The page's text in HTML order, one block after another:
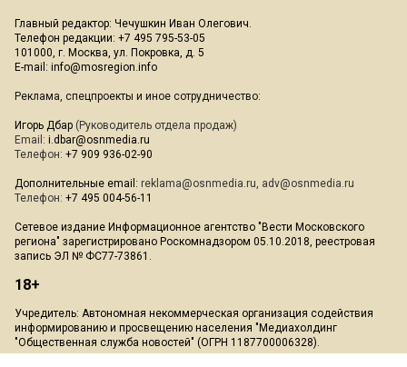
Главный редактор: Чечушкин Иван Олегович.
Телефон редакции: +7 495 795-53-05
101000, г. Москва, ул. Покровка, д. 5
E-mail: info@mosregion.info
Реклама, спецпроекты и иное сотрудничество:
Игорь Дбар (Руководитель отдела продаж)
Email: i.dbar@osnmedia.ru
Телефон: +7 909 936-02-90
Дополнительные email: reklama@osnmedia.ru, adv@osnmedia.ru
Телефон: +7 495 004-56-11
Сетевое издание Информационное агентство "Вести Московского
региона" зарегистрировано Роскомнадзором 05.10.2018, реестровая
запись ЭЛ № ФС77-73861.
18+
Учредитель: Автономная некоммерческая организация содействия
информированию и просвещению населения "Медиахолдинг
"Общественная служба новостей" (ОГРН 1187700006328).